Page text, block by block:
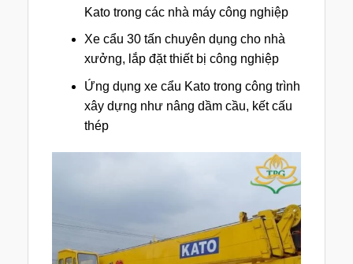
Kato trong các nhà máy công nghiệp
Xe cẩu 30 tấn chuyên dụng cho nhà
xưởng, lắp đặt thiết bị công nghiệp
Ứng dụng xe cẩu Kato trong công trình
xây dựng như nâng dầm cầu, kết cấu
thép